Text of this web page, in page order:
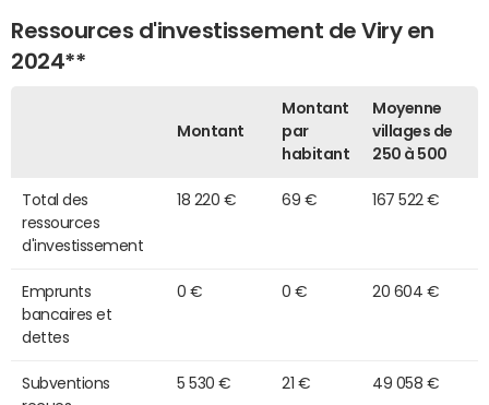
Ressources d'investissement de Viry en
2024**
Montant
Montant
par
habitant
Moyenne
villages de
250 à 500
Total des
ressources
d'investissement
18 220 € 69 € 167 522 €
Emprunts
bancaires et
dettes
0 € 0 € 20 604 €
Subventions
5 530 € 21 € 49 058 €